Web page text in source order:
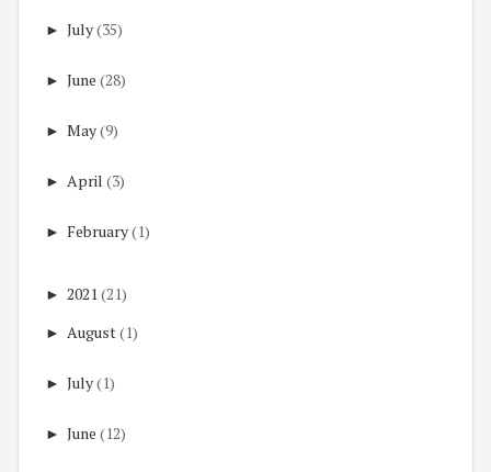
► July(35)
► June (28)
► May(9)
► April (3)
► February(1)
► 2021(21)
► August(1)
► July(1)
► June (12)